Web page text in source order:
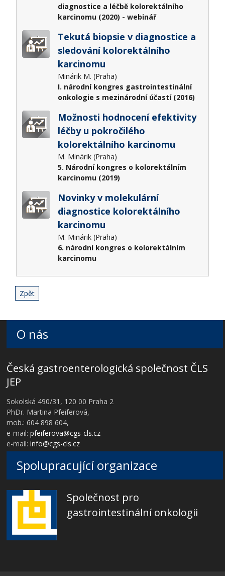
diagnostice a léčbě kolorektálního
karcinomu (2020) - webinář
Tekutá biopsie v diagnostice a
sledování kolorektálního
karcinomu
Minárik M. (Praha)
I. národní kongres gastrointestinální
onkologie s mezinárodní účastí (2016)
Možnosti hodnocení efektivity
léčby u pokročilého
kolorektálního karcinomu
M. Minárik (Praha)
5. Národní kongres o kolorektálním
karcinomu (2019)
Novinky v molekulární
diagnostice kolorektálního
karcinomu
M. Minárik (Praha)
6. národní kongres o kolorektálním
karcinomu
Zpět
O nás
Česká gastroenterologická společnost ČLS
JEP
Sokolská 490/31, 120 00 Praha 2
PhDr. Martina Pfeiferová,
mob.: 604 898 604,
e-mail:pfeiferova@cgs-cls.cz
e-mail:info@cgs-cls.cz
Spolupracující organizace
Společnost pro
gastrointestinální onkologii